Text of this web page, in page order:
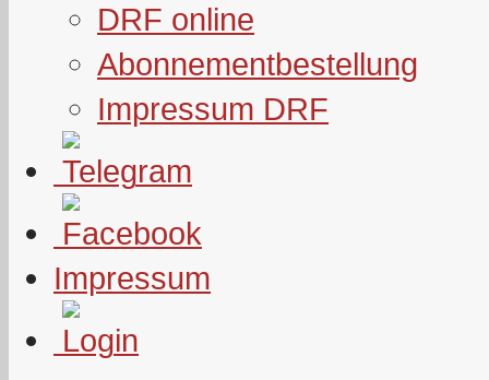
DRF online
Abonnementbestellung
Impressum DRF
Impressum